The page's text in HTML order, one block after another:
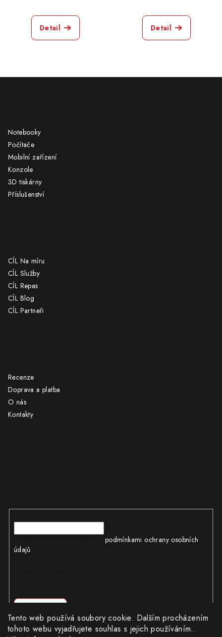
Tento web používá soubory cookie. Dalším procházením
tohoto webu vyjadřujete souhlas s jejich používáním..
Detail Detail
Notebooky
Počítače
Mobilní zařízení
Konzole
3D tiskárny
Příslušenství
CÍL Na míru
CÍL Služby
CÍL Repas
CÍL Blog
CÍL Partneři
Recenze
Doprava a platba
O nás
Kontakty
podmínkami ochrany osobních
údajů